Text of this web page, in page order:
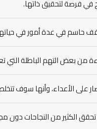
في فرصة لتحقيق ذاتها.
حاسم في عدة أمور في
من بعض التهم الباطلة التي
على الأعداء، وأنها سوف
الكثير من النجاحات دون